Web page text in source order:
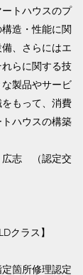
ートハウスのプ
造・性能に関
、さらにはエ
らに関する技
製品やサービ
もって、消費
ハウスの構築
広志 （認定交
クラス】
箇所修理認定